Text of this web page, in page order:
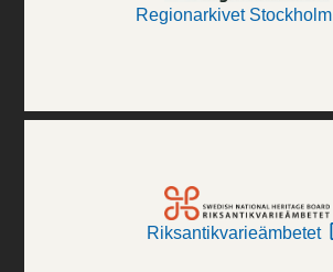
Regionarkivet Stockholm
Riksantikvarieämbetet